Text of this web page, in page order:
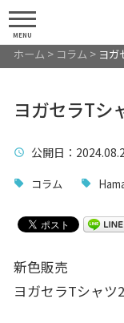
MENU
ホーム > コラム > ヨガ
ヨガセラTシ
公開日 ：
コラム
新色販売
ヨガセラTシャツ